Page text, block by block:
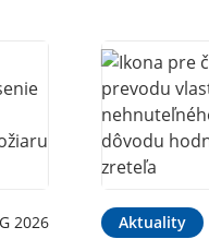
2026 Aktuality